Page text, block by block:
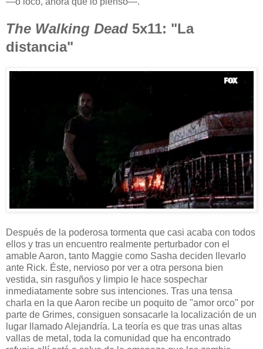
The Walking Dead 5x11: "La
distancia"
Después de la poderosa tormenta que casi acaba con todos
ellos y tras un encuentro realmente perturbador con el
amable Aaron, tanto Maggie como Sasha deciden llevarlo
ante Rick. Éste, nervioso por ver a otra persona bien
vestida, sin rasguños y limpio le hace sospechar
inmediatamente sobre sus intenciones. Tras una tensa
charla en la que Aaron recibe un poquito de "amor orco" por
parte de Grimes, consiguen sonsacarle la localización de un
lugar llamado Alejandría. La teoría es que tras unas altas
vallas de metal, toda la comunidad que ha encontrado